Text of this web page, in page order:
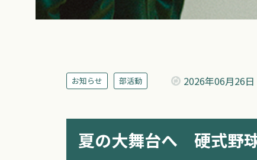
お知らせ 部活動 2026年06月26日
夏の大舞台へ 硬式野